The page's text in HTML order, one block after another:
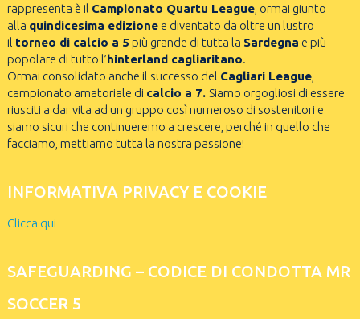
rappresenta è il Campionato Quartu League, ormai giunto
alla quindicesima edizionee diventato da oltre un lustro
il torneo di calcio a 5 più grande di tutta la Sardegna e più
popolare di tutto l’hinterland cagliaritano.
Ormai consolidato anche il successo del Cagliari League,
campionato amatoriale di calcio a 7. Siamo orgogliosi di essere
riusciti a dar vita ad un gruppo così numeroso di sostenitori e
siamo sicuri che continueremo a crescere, perché in quello che
facciamo, mettiamo tutta la nostra passione!
INFORMATIVA PRIVACY E COOKIE
Clicca qui
SAFEGUARDING – CODICE DI CONDOTTA MR
SOCCER 5